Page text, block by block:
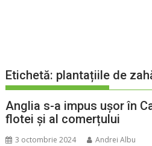
Etichetă: plantațiile de
Anglia s-a impus ușor în
flotei și al comerțului
3 octombrie 2024 Andrei Albu